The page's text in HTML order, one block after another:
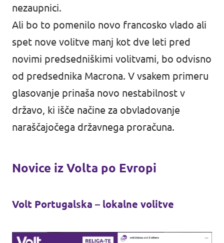
nezaupnici.
Ali bo to pomenilo novo francosko vlado ali
spet nove volitve manj kot dve leti pred
novimi predsedniškimi volitvami, bo odvisno
od predsednika Macrona. V vsakem primeru
glasovanje prinaša novo nestabilnost v
državo, ki išče načine za obvladovanje
naraščajočega državnega proračuna.
Novice iz Volta po Evropi
Volt Portugalska – lokalne volitve